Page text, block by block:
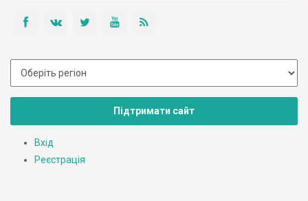
Підтримати сайт
Вхід
Реєстрація